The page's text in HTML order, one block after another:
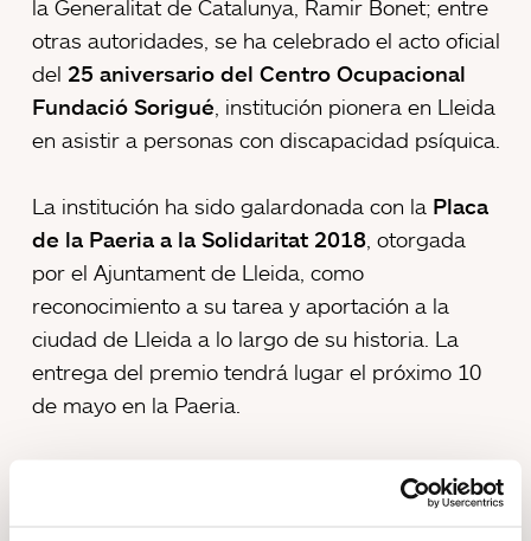
la Generalitat de Catalunya, Ramir Bonet; entre
otras autoridades, se ha celebrado el acto oficial
del 25 aniversario del Centro Ocupacional
Fundació Sorigué , institución pionera en Lleida
en asistir a personas con discapacidad psíquica.
La institución ha sido galardonada con la Placa
de la Paeria a la Solidaritat 2018 , otorgada
por el Ajuntament de Lleida, como
reconocimiento a su tarea y aportación a la
ciudad de Lleida a lo largo de su historia. La
entrega del premio tendrá lugar el próximo 10
de mayo en la Paeria.
El centro ocupacional atiende actualmente a
, de edades comprendidas entre los